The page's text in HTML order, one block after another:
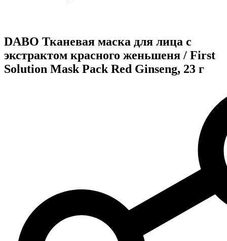
DABO Тканевая маска для лица с
экстрактом красного женьшеня / First
Solution Mask Pack Red Ginseng, 23 г